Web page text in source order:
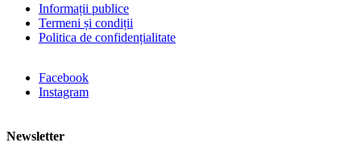
Informații publice
Termeni și condiții
Politica de confidențialitate
Facebook
Instagram
Newsletter